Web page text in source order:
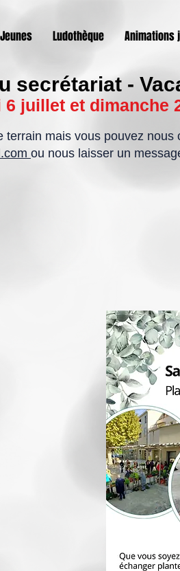
Jeunes Ludothèque Animations
secrétariat -
6 juillet et dimanche
terrain mais vous pouvez nous
ou nous laisser un